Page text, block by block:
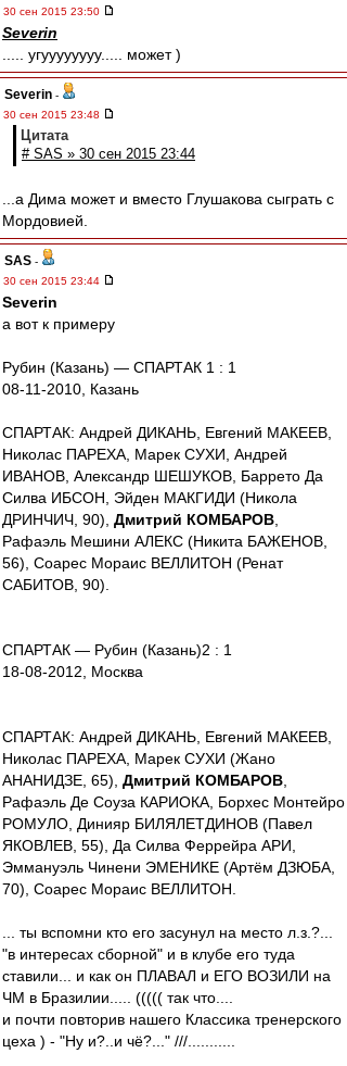
30 сен 2015 23:50
Severin
..... угуууууууу..... может )
Severin -
30 сен 2015 23:48
Цитата
# SAS » 30 сен 2015 23:44
...а Дима может и вместо Глушакова сыграть с
Мордовией.
SAS -
30 сен 2015 23:44
Severin
а вот к примеру
Рубин (Казань) — СПАРТАК 1 : 1
08-11-2010, Казань
СПАРТАК: Андрей ДИКАНЬ, Евгений МАКЕЕВ,
Николас ПАРЕХА, Марек СУХИ, Андрей
ИBАНОВ, Александр ШЕШУКОВ, Баррето Да
Силва ИБСОН, Эйден МАКГИДИ (Никола
ДРИНЧИЧ, 90), Дмитрий КОМБАРОВ
Рафаэль Мешини АЛЕКС (Никита БАЖЕНОВ,
56), Соарес Мораис ВЕЛЛИТОН (Ренат
САБИТОВ, 90).
СПАРТАК — Рубин (Казань)2 : 1
18-08-2012, Москва
СПАРТАК: Андрей ДИКАНЬ, Евгений МАКЕЕВ,
Николас ПАРЕХА, Марек СУХИ (Жано
АНАНИДЗЕ, 65), Дмитрий КОМБАРОВ
Рафаэль Де Соуза КАРИОКА, Борхес Монтейро
РОМУЛО, Динияр БИЛЯЛЕТДИНОВ (Павел
ЯКОВЛЕВ, 55), Да Силва Феррейра АРИ,
Эммануэль Чинени ЭМЕНИКЕ (Артём ДЗЮБА,
70), Соарес Мораис ВЕЛЛИТОН.
... ты вспомни кто его засунул на место л.з.?...
"в интересах сборной" и в клубе его туда
ставили... и как он ПЛАВАЛ и ЕГО ВОЗИЛИ на
ЧМ в Бразилии..... ((((( так что....
и почти повторив нашего Классика тренерского
цеха ) - "Ну и?..и чё?..." ///...........